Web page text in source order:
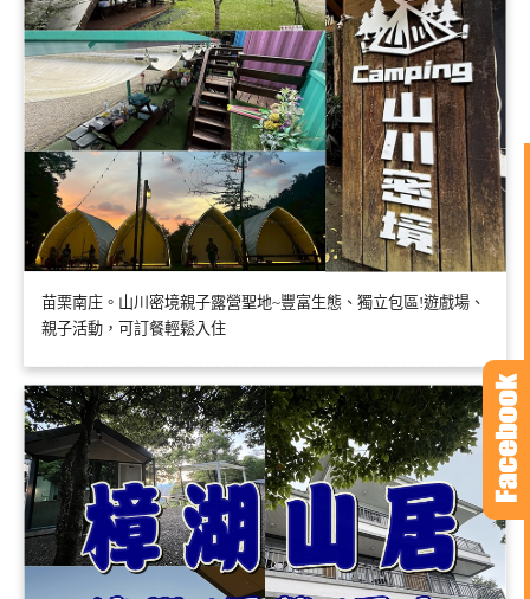
苗栗南庄。山川密境親子露營聖地~豐富生態、獨立包區!遊戲場、
親子活動，可訂餐輕鬆入住